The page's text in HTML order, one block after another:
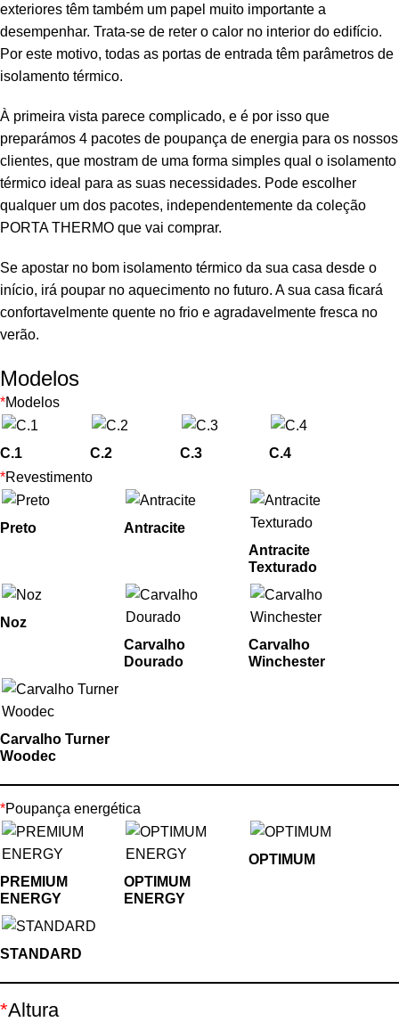
exteriores têm também um papel muito importante a
desempenhar. Trata-se de reter o calor no interior do edifício.
Por este motivo, todas as portas de entrada têm parâmetros de
isolamento térmico.
À primeira vista parece complicado, e é por isso que
preparámos 4 pacotes de poupança de energia para os nossos
clientes, que mostram de uma forma simples qual o isolamento
térmico ideal para as suas necessidades. Pode escolher
qualquer um dos pacotes, independentemente da coleção
PORTA THERMO que vai comprar.
Se apostar no bom isolamento térmico da sua casa desde o
início, irá poupar no aquecimento no futuro. A sua casa ficará
confortavelmente quente no frio e agradavelmente fresca no
verão.
Modelos
*Modelos
C.1 C.2 C.3
C.4
*Revestimento
Preto
Antracite
Antracite
Texturado
Noz
Carvalho
Dourado
Carvalho
Winchester
Carvalho Turner
Woodec
*Poupança energética
PREMIUM
ENERGY
OPTIMUM
ENERGY
OPTIMUM
STANDARD
*Altura